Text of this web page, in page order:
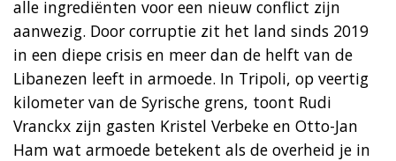
alle ingrediënten voor een nieuw conflict zijn ​
aanwezig. Door corruptie zit het land sinds 2019
in een diepe crisis en meer dan de helft van de
Libanezen leeft in armoede. In Tripoli, op veertig
kilometer van de Syrische grens, toont ​Rudi
Vranckx zijn gasten Kristel Verbeke en Otto-Jan
Ham wat armoede betekent als de overheid je in